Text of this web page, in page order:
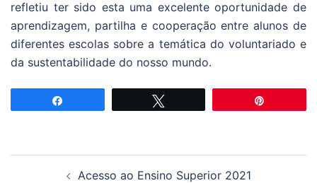
refletiu ter sido esta uma excelente oportunidade de
aprendizagem, partilha e cooperação entre alunos de
diferentes escolas sobre a temática do voluntariado e
da sustentabilidade do nosso mundo.
Acesso ao Ensino Superior 2021